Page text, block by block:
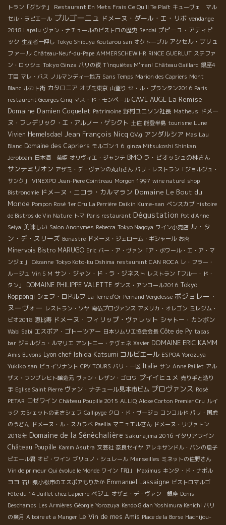
トラン「グシテ」
Restaurant En Mets Frais Ce Qu'Il Te Plaît キューヴェ マル
セル・ラピエール ブルゴーニュ ドメーヌ・ダール・エ・リボ vendange
2018 Lapalu ヴァン・ナチュールのビストロの歴史 Sendai プピーユ・アティピ
ック 生産者一押し Tokyo Shibuya Koutarou san オクトーブル アクセル・プリュ
ファール Château-Neuf-du-Pape AMMERSCHEWIHR RINCE GUERLUT ステファ
ン・ロッシェ Tokyo Ginza パリの夜 T'inquiètes M'man! Château Gaillard 銀座4
丁目 マレ・バス ノルマンディー地方 Sans Temps Marion des Capriers Mont
Blanc ルカト街 カタロニア オザミ東京 山登り セ・ル・プランタン2016 Paris
restaurent Georges Cinq マス・ド・モンペール CAVE AUGE La Remise
Domaine Damien Coquelet Patrimoine 野村ユニソン社長 Matheus ドメー
ヌ・フレデリック・エ・アルノー・ゲシクト 土佐 能登半島 tourisme Lune
Vivien Hemelsdael Jean François Nicq QV.g アンダルシア Mas Lau
Blanc Domaine des Capriers モルゴン１６ ginza Mitsukoshi Shinkan
Jeroboam 日本酒 菊姫 オリヴィエ・ジャンテ BMO ラ・ピオッシュの林さん
サンテミリオン アザミ・デ・ヴァンの丸山さん パリ・レストラン「ジョルジュ・
サンク」
VINEXPO Jean-Piere Cointreau Morgon 1997 wine naturel shop
Bistronomie ドメーヌ・ニコラ・カルマラン Domaine Le Bout du
Monde Pompon Rosé 1er Cru La Perrière Daikin Kume-san ベンスカブ histoire
de Bistros de Vin Nature トマ Paris restaurant Dégustation Pot d'Anne
Seiya 美味しい Salon Anonymes Rebecca Tokyo Nagoya ワイン小売店 ル・タ
ン・デ・スリーズ Bonastre ドメーヌ・ジェローム・ギシャール お肉
Minervois Bistro MARUGO Eric バー・ア・ヴァン「ア・ボワール・エ・ア・マ
ンジェ」
Cézanne Tokyo Koto-ku Oshima restaurant CAN ROCA レ・フラー・
ルージュ Vin S M サン・ジャン・ド・ラ・ジネスト レストラン「フルー・ド・
タン」
DOMAINE PHILIPPE VALETTE ダンス・アンコール2016 Tokyo
Roppongi シェフ・ロドルフ La Terre d'Or Pernand Vergelesse ボジョレー・
ヌーヴォー レストラン・ソヤ 南仏プロヴァンス アメリカ・オレゴン ミレジム・
ビオ2018 恵比寿 ドメーヌ・フィリップ・ヴァレット シャトー・カンボン
Wabi Sabi エスポア・ゴトーツアー 日本ソムリエ協会会長 Côte de Py tapas
bar ジョルジュ・ルマリエ アントニー・テヴェネ Xavier DOMAINE ERIC KAMM
Amis Buvons Lyon chef Ishida Katsumi コルビエール ESPOA Yorozuya
Yukiko san ビュイソナント CPV TOURS パリ・一区 Italie サン Anne Paillet アル
ザス・フンブレヒト醸造元 ヴァン・レザン・ゴロワ プイイヒュメ 売り手と造り
手 Eglise Saint Pierre ヴァン・ナチュール見本市ビム プロヴァンス Rosé
PETAR ロゼワイン Château Poupille 2015 ALLIQ Aloxe Corton Premier Cru ルイ
ック カシェットのまさシェフ Callipyge クロ・ド・ヴージョ コンコルド パリ・国虎
のうどん ドメーヌ・ル・スカラベ Paellia マニュエルさん ドメーヌ・リヴァトン
2018年 Domaine de la Sénèchalière Sakurajima 2016 イタリアワイン
Château Poupille Kamm Asutra 文芸社 奈良セイヤ アレキサンドル・バンの息子
ピエール君 オビ・ワイン ブリュノ・シュレール Marseilles ミネットの佐野さん
Vin de primeur Qui évolue le Monde ワイン「和」 Maximus キンタ・ド・ナポル
ヨヨ 石川県小松市のエスポアもりたか Emmanuel Lassaigne ビストロマルゴ
Fête du 14 Juillet chez Lapierre ベジエ オザミ・デ・ヴァン 銀座 Denis
Deschamps Les Armières Géorgie Yorozuya Kendo 8 dan Yoshimura Kenichi パリ
の葉月 A boire et a Manger Le Vin de mes Amis Place de la Borse Hachijou-